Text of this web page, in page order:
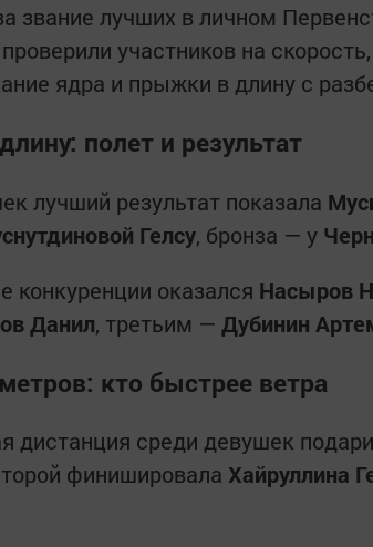
звание лучших в личном
участников на
ядра и прыжки в длину с
полет и результат
лучший результат показала
Гелсу, бронза — у
конкуренции оказался Насыров
Данил, третьим — Дубинин
кто быстрее ветра
дистанция среди девушек
финишировала Хайруллина